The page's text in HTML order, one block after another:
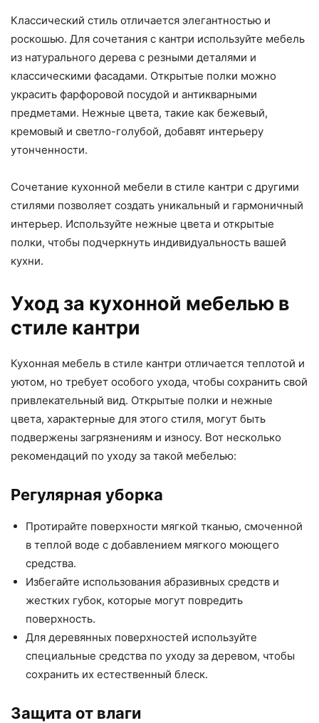
Классический стиль отличается элегантностью и
роскошью. Для сочетания с кантри используйте мебель
из натурального дерева с резными деталями и
классическими фасадами. Открытые полки можно
украсить фарфоровой посудой и антикварными
предметами. Нежные цвета, такие как бежевый,
кремовый и светло-голубой, добавят интерьеру
утонченности.
Сочетание кухонной мебели в стиле кантри с другими
стилями позволяет создать уникальный и гармоничный
интерьер. Используйте нежные цвета и открытые
полки, чтобы подчеркнуть индивидуальность вашей
кухни.
Уход за кухонной мебелью в
стиле кантри
Кухонная мебель в стиле кантри отличается теплотой и
уютом, но требует особого ухода, чтобы сохранить свой
привлекательный вид. Открытые полки и нежные
цвета, характерные для этого стиля, могут быть
подвержены загрязнениям и износу. Вот несколько
рекомендаций по уходу за такой мебелью:
Регулярная уборка
Протирайте поверхности мягкой тканью, смоченной
в теплой воде с добавлением мягкого моющего
средства.
Избегайте использования абразивных средств и
жестких губок, которые могут повредить
поверхность.
Для деревянных поверхностей используйте
специальные средства по уходу за деревом, чтобы
сохранить их естественный блеск.
Защита от влаги